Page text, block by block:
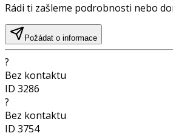
Rádi ti zašleme podrobnosti nebo
Požádat o informace
?
Bez kontaktu
ID 3286
?
Bez kontaktu
ID 3754